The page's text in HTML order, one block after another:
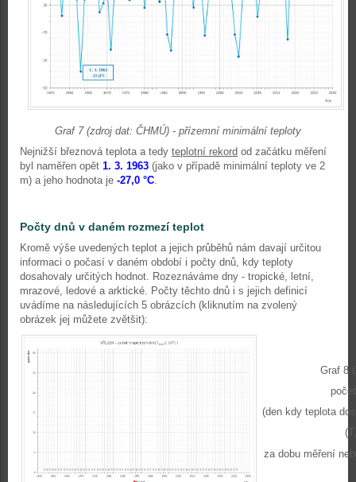
Graf 7 (zdroj dat: ČHMÚ) - přízemní minimální teploty
Nejnižší březnová teplota a tedy teplotní rekord od začátku měření
byl naměřen opět 1. 3. 1963 (jako v případě minimální teploty ve 2
m) a jeho hodnota je -27,0 °C.
Počty dnů v daném rozmezí teplot
Kromě výše uvedených teplot a jejich průběhů nám davají určitou
informaci o počasí v daném období i počty dnů, kdy teploty
dosahovaly určitých hodnot. Rozeznáváme dny - tropické, letní,
mrazové, ledové a arktické. Počty těchto dnů i s jejich definicí
uvádíme na následujících 5 obrázcích (kliknutím na zvolený
obrázek jej můžete zvětšit):
Graf 8 (
(den kdy teplota
(T
za dobu měření